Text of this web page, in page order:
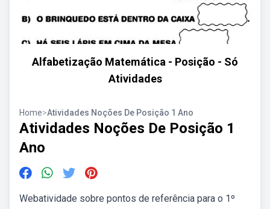
Alfabetização Matemática - Posição - Só
Atividades
Home>Atividades Noções De Posição 1 Ano
Atividades Noções De Posição 1
Ano
Webatividade sobre pontos de referência para o 1º